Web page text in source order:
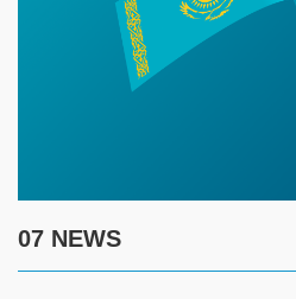
07 NEWS